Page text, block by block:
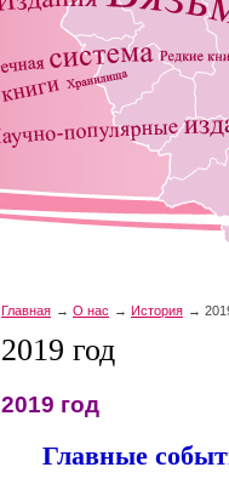
Главная О нас История
2019 год
2019 год
Главные